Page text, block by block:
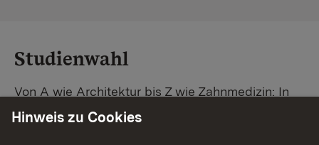
Studienwahl
Von A wie Architektur bis Z wie Zahnmedizin: In
Baden-Württemberg warten unzählige
Hinweis zu Cookies